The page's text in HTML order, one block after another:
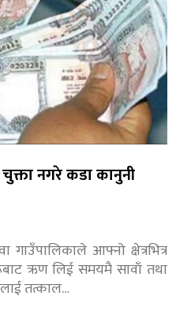
नगरे कडा कानुनी
गाउँपालिकाले आफ्नो क्षेत्रभित्र
ऋण लिई समयमै सावाँ तथा
तत्काल…